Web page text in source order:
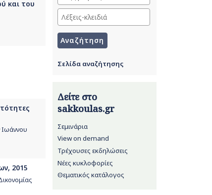
και του
2015
Σελίδα αναζήτησης
Δείτε στο
sakkoulas.gr
Σεμινάρια
View on demand
Τρέχουσες εκδηλώσεις
Νέες κυκλοφορίες
Θεματικός κατάλογος